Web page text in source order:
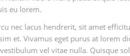
eu lorem.
nec lacus hendrerit, sit amet
et. Vivamus eget purus at lorem
vel vitae nulla. Quisque